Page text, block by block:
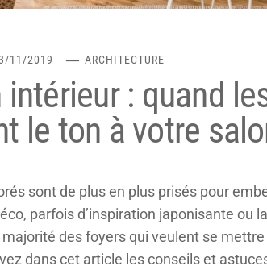
11/2019 ARCHITECTURE
intérieur : quand
le ton à votre
sont de plus en plus prisés pour
parfois d’inspiration japonisante ou
des foyers qui veulent se
dans cet article les conseils et